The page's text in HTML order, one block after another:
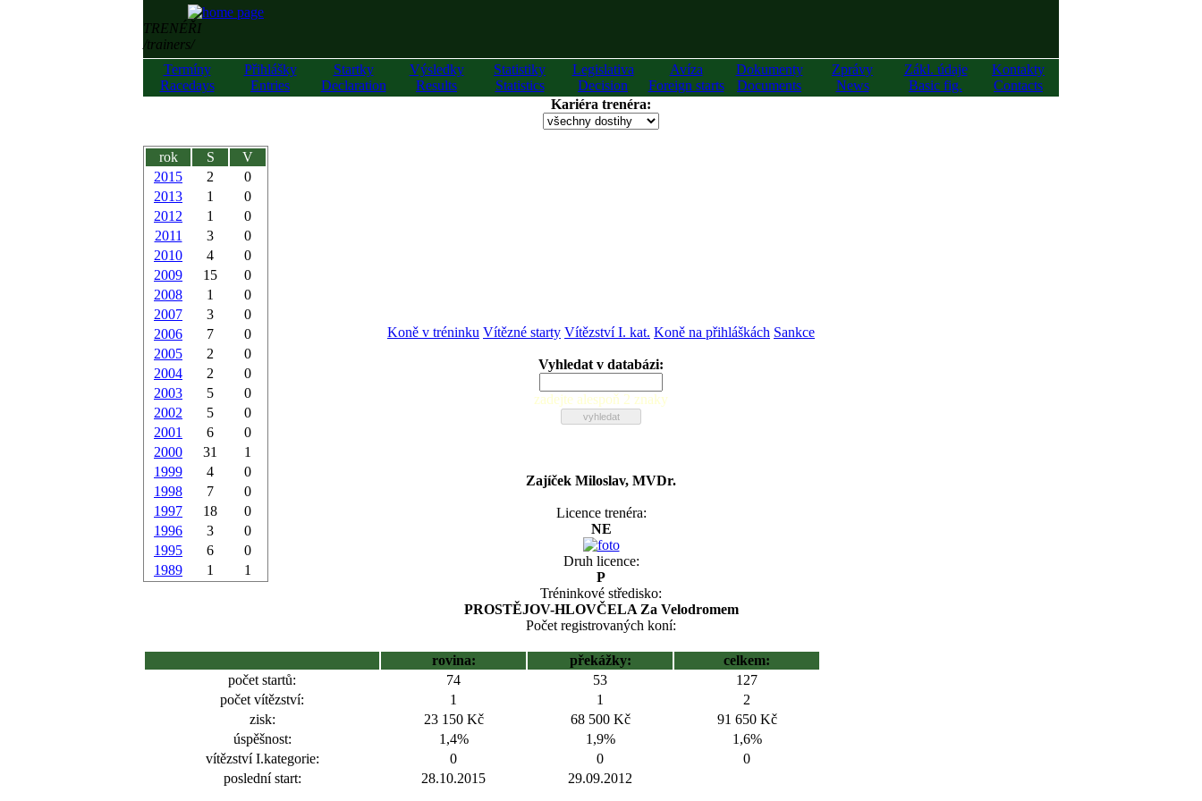
TRENÉŘI
/trainers/
Termíny
Racedays
Přihlášky
Entries
Startky
Declaration
Výsledky
Results
Statistiky
Statistics
Legislativa
Decision
Avíza
Foreign starts
Dokumenty
Documents
Zprávy
News
Zákl. údaje
Basic fig.
Kontakty
Contacts
Kariéra trenéra:
rok S
V
2015
2
0
2013
1
0
2012
1
0
2011
3
0
2010
4
0
2009
15
0
2008
1
0
2007
3
0
2006
7
0
2005
2
0
2004
2
0
2003
5
0
2002
5
0
2001
6
0
2000
31
1
1999
4
0
1998
7
0
1997
18
0
1996
3
0
1995
6
0
1989
1 1
Koně v tréninku Vítězné starty Vítězství I. kat. Koně na přihláškách Sankce
Vyhledat v databázi:
zadejte alespoň 2 znaky
Zajíček Miloslav, MVDr.
Licence trenéra:
NE
Druh licence:
P
Tréninkové středisko:
PROSTĚJOV-HLOVČELA Za Velodromem
Počet registrovaných koní:
rovina: překážky:
celkem:
počet startů:
74 53
127
počet vítězství:
1 1
2
zisk:
23 150 Kč 68 500 Kč
91 650 Kč
úspěšnost:
1,4% 1,9%
1,6%
vítězství I.kategorie:
0 0
0
poslední start:
28.10.2015 29.09.2012